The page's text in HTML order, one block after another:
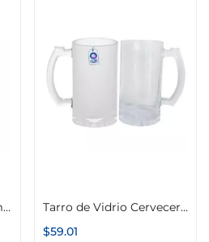
Kit de Tinta para Sublimar InkPack Botella 70g Color Make (70g Cyan, 70g Magenta, 70g Amarillo, 70g Negro)
Tarro de Vidrio Cervecero 16oz Esmerilado o Transparente
$59.01